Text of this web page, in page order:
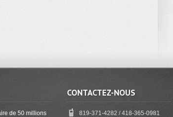
de 50 millions
CONTACTEZ-NOUS
819-371-4282 / 418-365-0981